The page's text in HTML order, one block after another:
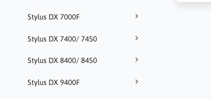
Stylus DX 7000F
Stylus DX 7400/ 7450
Stylus DX 8400/ 8450
Stylus DX 9400F